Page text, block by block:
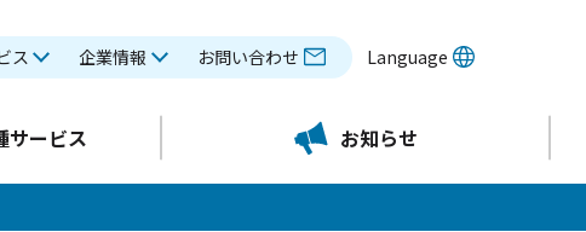
ス 企業情報 お問い合わせ Language
サービス お知らせ